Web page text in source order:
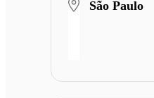
São Paulo